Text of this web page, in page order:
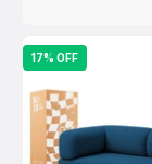
17% OFF